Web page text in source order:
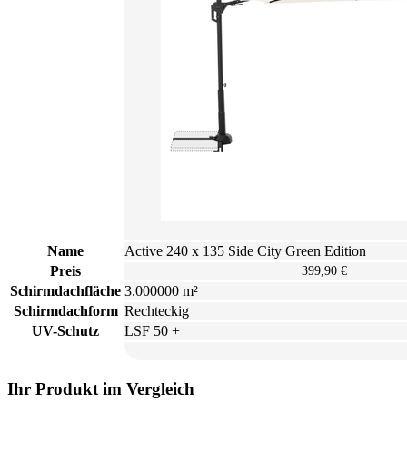
We need your consent to load the
Youtube service!
This content is not permitted to load due to trackers
that are not disclosed to the visitor. The website owner
needs to setup the site with their CMP to add this
content to the list of technologies used.
Name
Active 240 x 135 Side City Green Edition
Preis
399,90 €
Schirmdachfläche 3.000000 m²
Schirmdachform Rechteckig
UV-Schutz
LSF 50 +
Ihr Produkt im Vergleich